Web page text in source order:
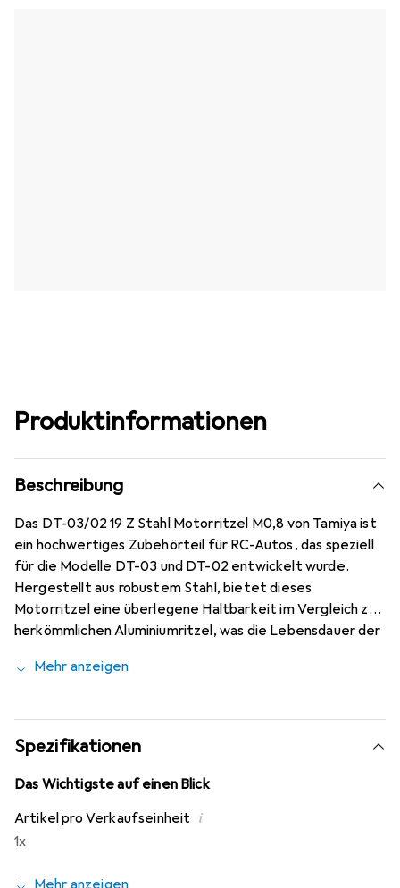
Produktinformationen
Beschreibung
Das DT-03/02 19 Z Stahl Motorritzel M0,8 von Tamiya ist
ein hochwertiges Zubehörteil für RC-Autos, das speziell
für die Modelle DT-03 und DT-02 entwickelt wurde.
Hergestellt aus robustem Stahl, bietet dieses
Motorritzel eine überlegene Haltbarkeit im Vergleich zu
herkömmlichen Aluminiumritzel, was die Lebensdauer der
während des Betriebs ermöglicht. Das Produkt enthält
Grub-Schraube zur Befestigung geliefert. Dieses
Zubehör ist ideal für RC-Enthusiasten, die Wert auf
Langlebigkeit und Zuverlässigkeit legen und ihre
Fahrzeuge optimal ausstatten möchten.
Mehr anzeigen
Spezifikationen
Das Wichtigste auf einen Blick
Artikel pro Verkaufseinheit i
1x